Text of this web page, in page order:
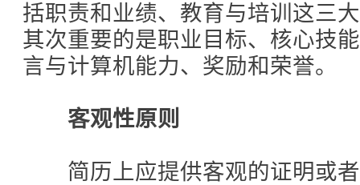
括职责和业绩、教育与培训这三
其次重要的是职业目标、核心技
言与计算机能力、奖励和荣誉。
客观性原则
简历上应提供客观的证明或者